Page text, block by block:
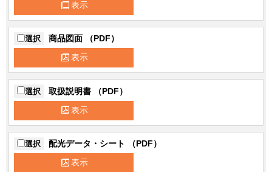
力
19.7W(100V) 19.5W(200V) 19.5W(242V)
入力電流 198mA(100V) 103mA(200V) 88mA(242V)
消費効率
144.6lm/W(100V) 146.1lm/W(200V)
146.1lm/W(242V)
保護等級 保護等級：IP23
周波数 50/60Hz
付加機能 口出し線式
50/60
表示
選択 商品図面 （PDF）
表示
選択 取扱説明書 （PDF）
表示
選択 配光データ・シート （PDF）
表示